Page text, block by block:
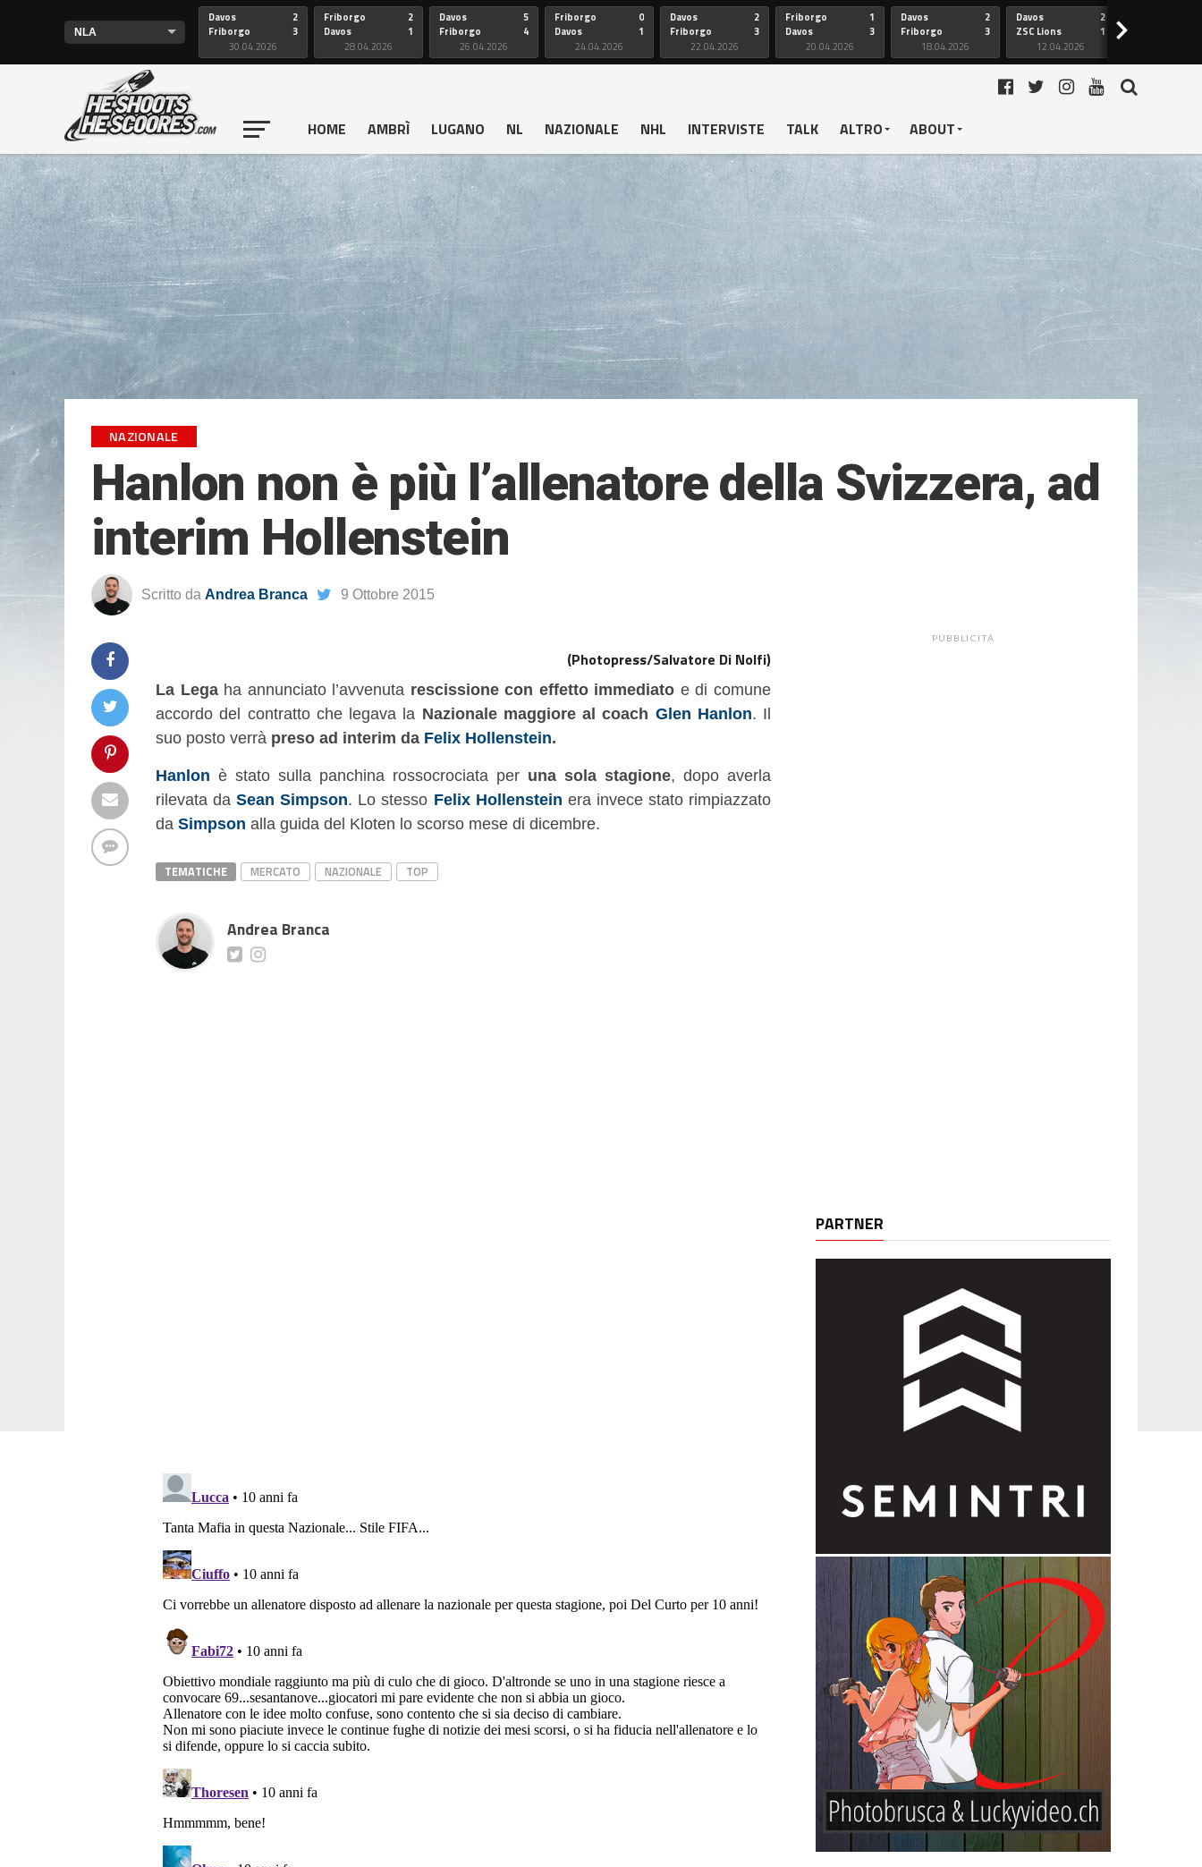
Davos
Friborgo
2
3
30.04.2026
Friborgo
Davos
2
1
28.04.2026
Davos
Friborgo
5
4
26.04.2026
Friborgo
Davos
0
1
24.04.2026
Davos
Friborgo
2
3
22.04.2026
Friborgo
Davos
1
3
20.04.2026
Davos
Friborgo
2
3
18.04.2026
Davos
ZSC Lions
2
1
12.04.2026
>
HOME AMBRÌ LUGANO NL NAZIONALE NHL INTERVISTE TALK ALTRO ABOUT
NAZIONALE
Hanlon non è più l’allenatore della Svizzera, ad
interim Hollenstein
Scritto da Andrea Branca 9 Ottobre 2015
(Photopress/Salvatore Di Nolfi)
La Legaha annunciato l’avvenuta rescissione con effetto immediato e di comune
accordo del contratto che legava la Nazionale maggiore al coach Glen Hanlon. Il
suo posto verrà preso ad interim da Felix Hollenstein.
Hanlon è stato sulla panchina rossocrociata per una sola stagione, dopo averla
rilevata daSean Simpson. Lo stesso Felix Hollenstein era invece stato rimpiazzato
da Simpson alla guida del Kloten lo scorso mese di dicembre.
TEMATICHE MERCATO NAZIONALE TOP
Andrea Branca
PUBBLICITÀ
PARTNER